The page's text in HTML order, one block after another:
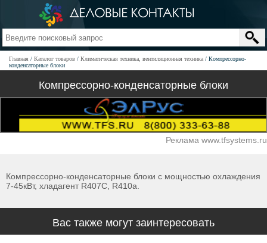
Главная Каталог товаров Климатическая техника, вентиляционная техника
Компрессорно-
конденсаторные блоки
Компрессорно-конденсаторные блоки
Реклама www.tfsystems.ru
Компрессорно-конденсаторные блоки с мощностью охлаждения
7-45кВт, хладагент R407C, R410а.
Вас также могут заинтересовать